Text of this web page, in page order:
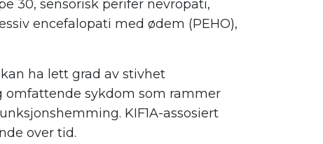
30, sensorisk perifer nevropati,
encefalopati med ødem (PEHO),
ha lett grad av stivhet
omfattende sykdom som rammer
KIF1A-assosiert
over tid.